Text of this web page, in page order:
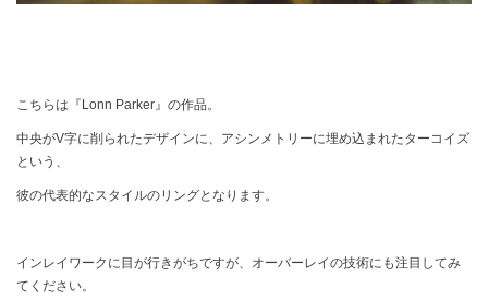
こちらは『Lonn Parker』の作品。
中央がV字に削られたデザインに、アシンメトリーに埋め込まれたターコイズ
という、
彼の代表的なスタイルのリングとなります。
インレイワークに目が行きがちですが、オーバーレイの技術にも注目してみ
てください。